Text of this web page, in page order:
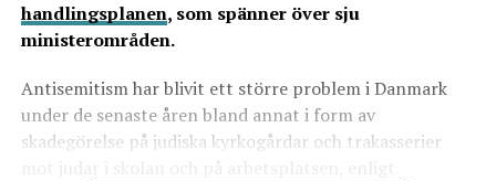
handlingsplanen, som spänner över sju
ministerområden.
Antisemitism har blivit ett större problem i Danmark
under de senaste åren bland annat i form av
skadegörelse på judiska kyrkogårdar och trakasserier